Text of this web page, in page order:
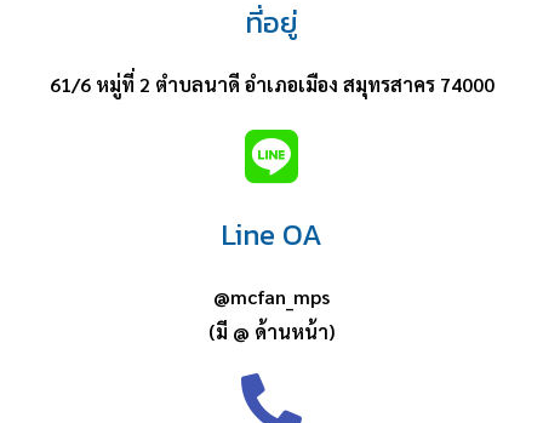
ที่อยู่
61/6 หมู่ที่ 2 ตำบลนาดี อำเภอเมือง สมุทรสาคร 74000
Line OA
@mcfan_mps
(มี @ ด้านหน้า)